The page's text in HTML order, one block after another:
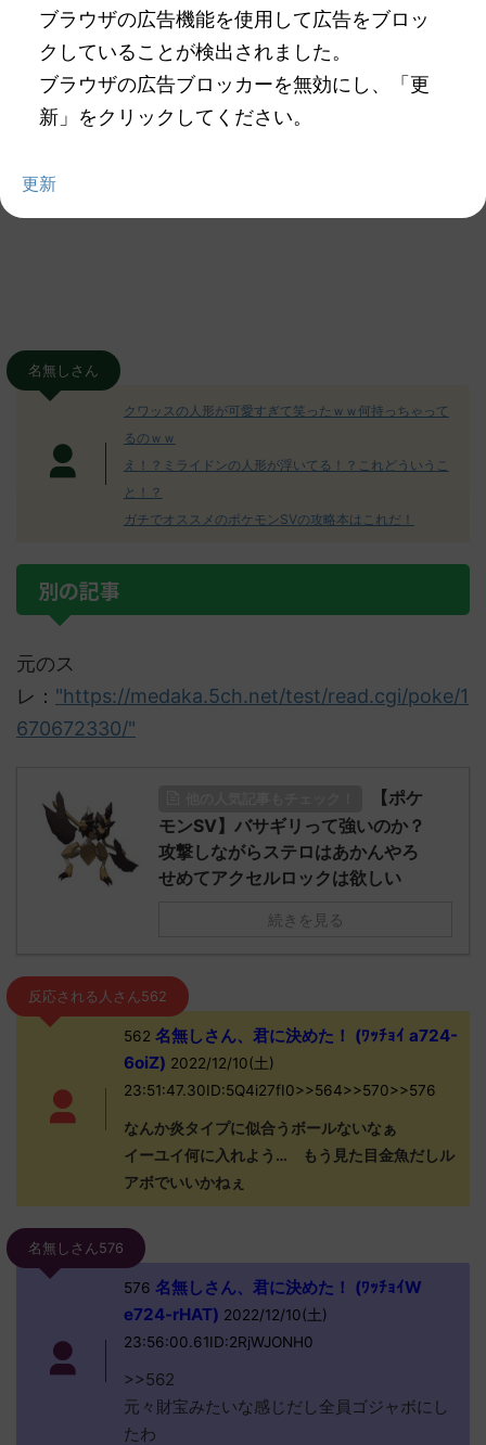
名無しさん
クワッスの人形が可愛すぎて笑ったｗｗ何持っちゃって
るのｗｗ
え！？ミライドンの人形が浮いてる！？これどういうこ
と！？
ガチでオススメのポケモンSVの攻略本はこれだ！
別の記事
元のス
レ： "https://medaka.5ch.net/test/read.cgi/poke/1
670672330/"
【ポケ
モンSV】バサギリって強いのか？
攻撃しながらステロはあかんやろ
せめてアクセルロックは欲しい
続きを見る
反応される人さん562
562 名無しさん、君に決めた！ (ﾜｯﾁｮｲ a724-
6oiZ) 2022/12/10(土)
23:51:47.30ID:5Q4i27fI0>>564>>570>>576
なんか炎タイプに似合うボールないなぁ
イーユイ何に入れよう… もう見た目金魚だしル
アボでいいかねぇ
名無しさん576
576 名無しさん、君に決めた！ (ﾜｯﾁｮｲW
e724-rHAT) 2022/12/10(土)
23:56:00.61ID:2RjWJONH0
>>562
元々財宝みたいな感じだし全員ゴジャボにし
たわ
ブラウザの広告機能を使用して広告をブロッ
クしていることが検出されました。
ブラウザの広告ブロッカーを無効にし、「更
新」をクリックしてください。
更新